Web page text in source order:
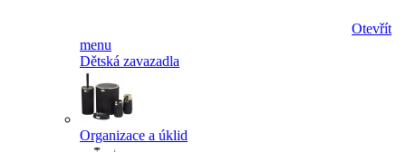
Otevřít
menu
Dětská zavazadla
Organizace a úklid